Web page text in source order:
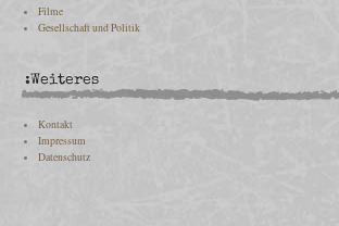
Filme
Gesellschaft und Politik
:Weiteres
Kontakt
Impressum
Datenschutz